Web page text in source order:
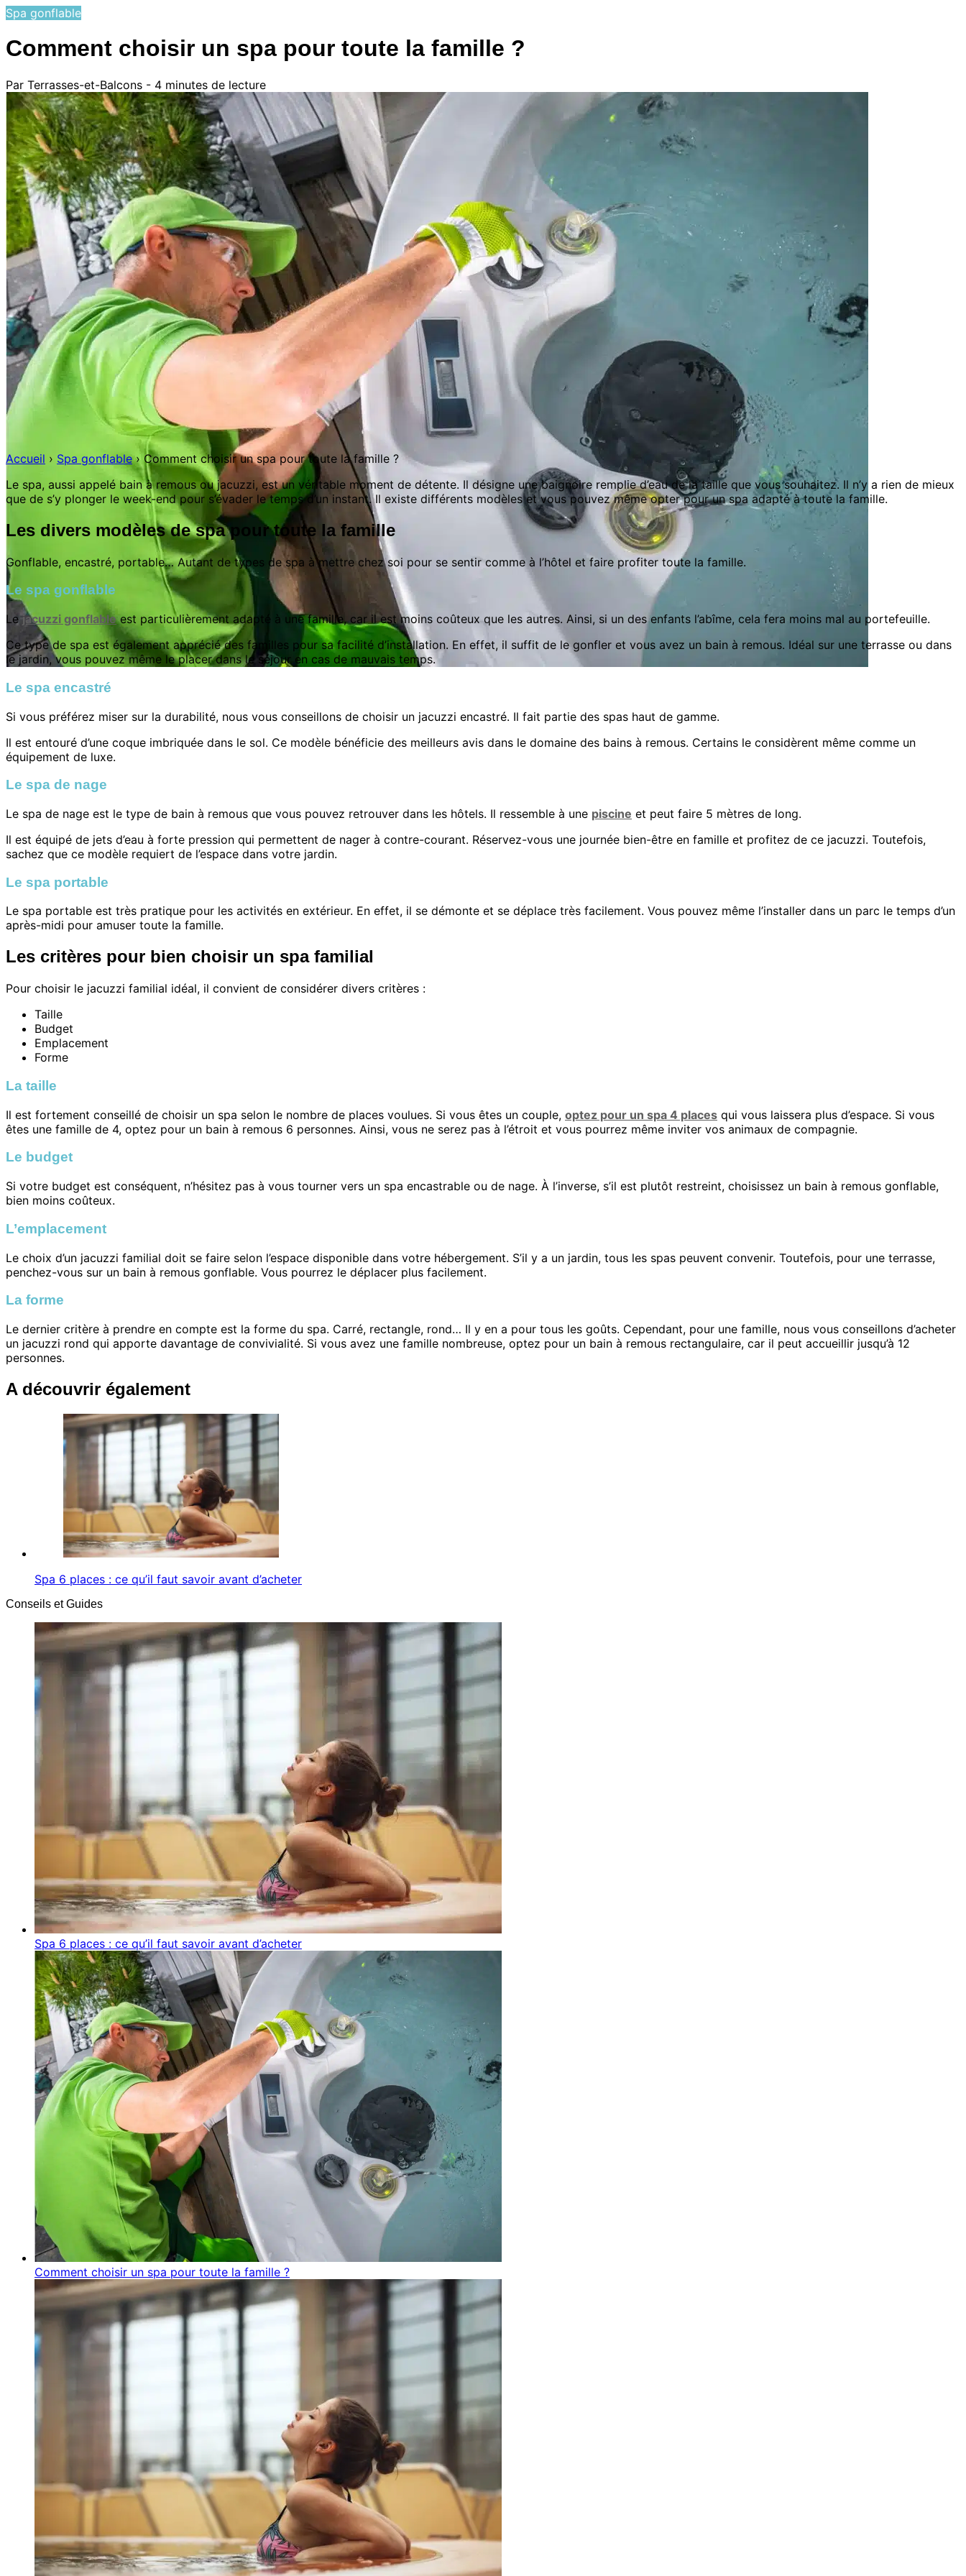
Spa gonflable
Comment choisir un spa pour toute la famille ?
Par Terrasses-et-Balcons - 4 minutes de lecture
Accueil › Spa gonflable› Comment choisir un spa pour toute la famille ?
Le spa, aussi appelé bain à remous ou jacuzzi, est un véritable moment de détente. Il désigne une baignoire remplie d’eau de la taille que vous souhaitez. Il n’y a rien de mieux
que de s’y plonger le week-end pour s’évader le temps d’un instant. Il existe différents modèles et vous pouvez même opter pour un spa adapté à toute la famille.
Les divers modèles de spa pour toute la famille
Gonflable, encastré, portable… Autant de types de spa à mettre chez soi pour se sentir comme à l’hôtel et faire profiter toute la famille.
Le spa gonflable
Lejacuzzi gonflableest particulièrement adapté à une famille, car il est moins coûteux que les autres. Ainsi, si un des enfants l’abîme, cela fera moins mal au portefeuille.
Ce type de spa est également apprécié des familles pour sa facilité d’installation. En effet, il suffit de le gonfler et vous avez un bain à remous. Idéal sur une terrasse ou dans
le jardin, vous pouvez même le placer dans le séjour en cas de mauvais temps.
Le spa encastré
Si vous préférez miser sur la durabilité, nous vous conseillons de choisir un jacuzzi encastré. Il fait partie des spas haut de gamme.
Il est entouré d’une coque imbriquée dans le sol. Ce modèle bénéficie des meilleurs avis dans le domaine des bains à remous. Certains le considèrent même comme un
équipement de luxe.
Le spa de nage
Le spa de nage est le type de bain à remous que vous pouvez retrouver dans les hôtels. Il ressemble à une piscine et peut faire 5 mètres de long.
Il est équipé de jets d’eau à forte pression qui permettent de nager à contre-courant. Réservez-vous une journée bien-être en famille et profitez de ce jacuzzi. Toutefois,
sachez que ce modèle requiert de l’espace dans votre jardin.
Le spa portable
Le spa portable est très pratique pour les activités en extérieur. En effet, il se démonte et se déplace très facilement. Vous pouvez même l’installer dans un parc le temps d’un
après-midi pour amuser toute la famille.
Les critères pour bien choisir un spa familial
Pour choisir le jacuzzi familial idéal, il convient de considérer divers critères :
Taille
Budget
Emplacement
Forme
La taille
Il est fortement conseillé de choisir un spa selon le nombre de places voulues. Si vous êtes un couple, optez pour un spa 4 places qui vous laissera plus d’espace. Si vous
êtes une famille de 4, optez pour un bain à remous 6 personnes. Ainsi, vous ne serez pas à l’étroit et vous pourrez même inviter vos animaux de compagnie.
Le budget
Si votre budget est conséquent, n’hésitez pas à vous tourner vers un spa encastrable ou de nage. À l’inverse, s’il est plutôt restreint, choisissez un bain à remous gonflable,
bien moins coûteux.
L’emplacement
Le choix d’un jacuzzi familial doit se faire selon l’espace disponible dans votre hébergement. S’il y a un jardin, tous les spas peuvent convenir. Toutefois, pour une terrasse,
penchez-vous sur un bain à remous gonflable. Vous pourrez le déplacer plus facilement.
La forme
Le dernier critère à prendre en compte est la forme du spa. Carré, rectangle, rond… Il y en a pour tous les goûts. Cependant, pour une famille, nous vous conseillons d’acheter
un jacuzzi rond qui apporte davantage de convivialité. Si vous avez une famille nombreuse, optez pour un bain à remous rectangulaire, car il peut accueillir jusqu’à 12
personnes.
A découvrir également
Spa 6 places : ce qu’il faut savoir avant d’acheter
Conseils et Guides
Spa 6 places : ce qu’il faut savoir avant d’acheter
Comment choisir un spa pour toute la famille ?